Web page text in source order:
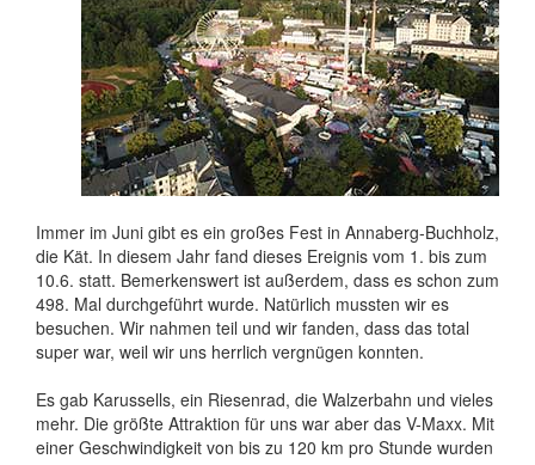
Immer im Juni gibt es ein großes Fest in Annaberg-Buchholz,
die Kät. In diesem Jahr fand dieses Ereignis vom 1. bis zum
10.6. statt. Bemerkenswert ist außerdem, dass es schon zum
498. Mal durchgeführt wurde. Natürlich mussten wir es
besuchen. Wir nahmen teil und wir fanden, dass das total
super war, weil wir uns herrlich vergnügen konnten.
Es gab Karussells, ein Riesenrad, die Walzerbahn und vieles
mehr. Die größte Attraktion für uns war aber das V-Maxx. Mit
einer Geschwindigkeit von bis zu 120 km pro Stunde wurden